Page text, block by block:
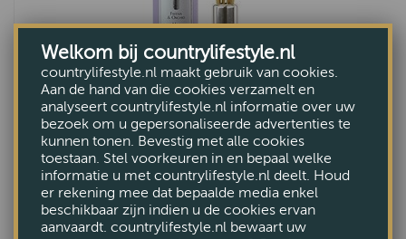
Geurstokjes Freesia & Orchid
€10,99
Welkom bij countrylifestyle.nl
countrylifestyle.nl maakt gebruik van cookies.
Aan de hand van die cookies verzamelt en
analyseert countrylifestyle.nl informatie over uw
bezoek om u gepersonaliseerde advertenties te
kunnen tonen. Bevestig met alle cookies
toestaan. Stel voorkeuren in en bepaal welke
informatie u met countrylifestyle.nl deelt. Houd
er rekening mee dat bepaalde media enkel
beschikbaar zijn indien u de cookies ervan
aanvaardt. countrylifestyle.nl bewaart uw